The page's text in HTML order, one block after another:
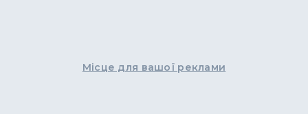
Місце для вашої реклами